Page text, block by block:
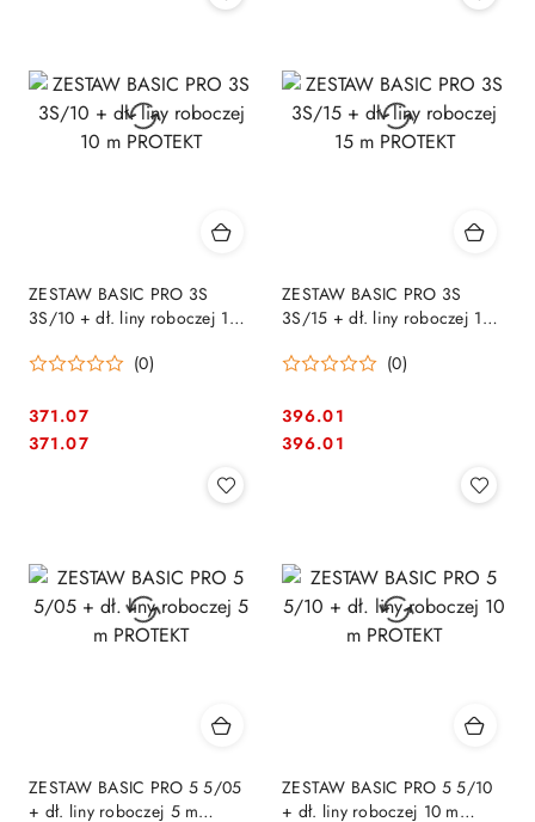
ZESTAW BASIC PRO 3S
3S/10 + dł. liny roboczej 10
(0)
Cena:
371.07
Cena:
371.07
ZESTAW BASIC PRO 3S
3S/15 + dł. liny roboczej 15
(0)
Cena:
396.01
Cena:
396.01
ZESTAW BASIC PRO 5 5/05
+ dł. liny roboczej 5 m
ZESTAW BASIC PRO 5 5/10
+ dł. liny roboczej 10 m